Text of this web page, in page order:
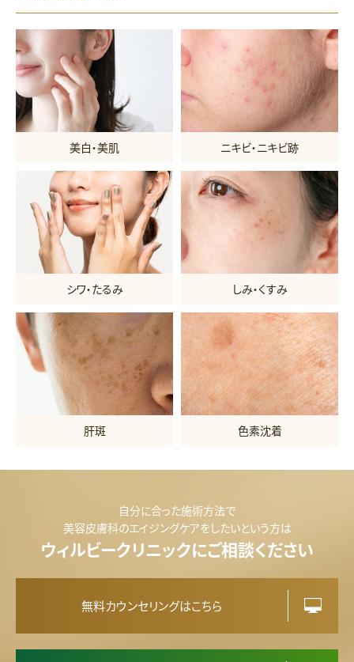
美白・美肌 ニキビ・ニキビ跡
シワ・たるみ しみ・くすみ
肝斑 色素沈着
自分に合った施術方法で
美容皮膚科のエイジングケアをしたいという方は
ウィルビークリニックにご相談ください
無料カウンセリングはこちら